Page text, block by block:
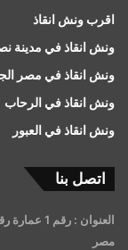
اقرب ونش انقاذ
ونش انقاذ في مدينة
ونش انقاذ في مصر
ونش انقاذ في الرحاب
ونش انقاذ في العبور
اتصل بنا
مصر